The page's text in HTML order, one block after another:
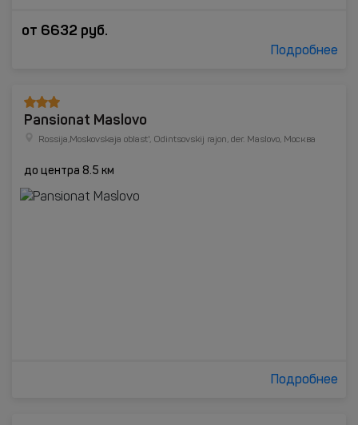
от 6632 руб.
Подробнее
Pansionat Maslovo
Rossija,Moskovskaja oblast', Odintsovskij rajon, der. Maslovo, Москва
до центра 8.5 км
Подробнее